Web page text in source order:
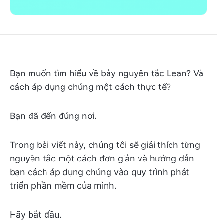
Bạn muốn tìm hiểu về bảy nguyên tắc Lean? Và
cách áp dụng chúng một cách thực tế?
Bạn đã đến đúng nơi.
Trong bài viết này, chúng tôi sẽ giải thích từng
nguyên tắc một cách đơn giản và hướng dẫn
bạn cách áp dụng chúng vào quy trình phát
triển phần mềm của mình.
Hãy bắt đầu.